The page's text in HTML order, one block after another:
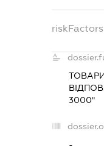
3000"
-